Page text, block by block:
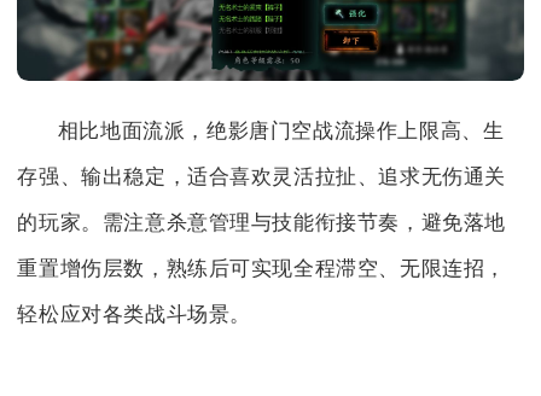
相比地面流派，绝影唐门空战流操作上限高、生
存强、输出稳定，适合喜欢灵活拉扯、追求无伤通关
的玩家。需注意杀意管理与技能衔接节奏，避免落地
重置增伤层数，熟练后可实现全程滞空、无限连招，
轻松应对各类战斗场景。